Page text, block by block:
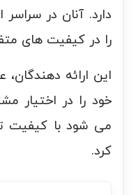
دارد. آنان در سراسر
را در کیفیت های
این ارائه
خود را در اختیار
می شود با کیفیت
کرد.